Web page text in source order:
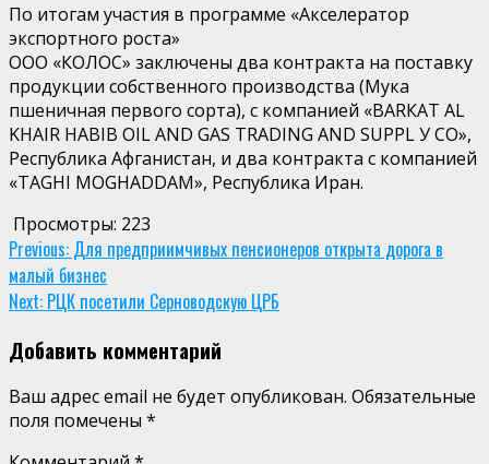
По итогам участия в программе «Акселератор
экспортного роста»
ООО «КОЛОС» заключены два контракта на поставку
продукции собственного производства (Мука
пшеничная первого сорта), с компанией «ВАRКАТ AL
KHAIR HABIB OIL AND GAS TRADING AND SUPPL У СО»,
Республика Афганистан, и два контракта с компанией
«ТAGHI MOGHADDAM», Республика Иран.
Просмотры: 223
Continue
Reading
Previous: Для предприимчивых пенсионеров открыта дорога в
малый бизнес
Next: РЦК посетили Серноводскую ЦРБ
Добавить комментарий
Ваш адрес email не будет опубликован. Обязательные
поля помечены *